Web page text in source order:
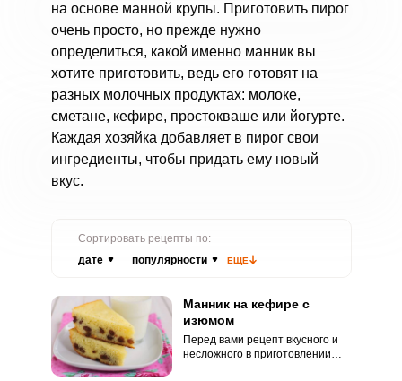
на основе манной крупы. Приготовить пирог
очень просто, но прежде нужно
определиться, какой именно манник вы
хотите приготовить, ведь его готовят на
разных молочных продуктах: молоке,
сметане, кефире, простокваше или йогурте.
Каждая хозяйка добавляет в пирог свои
ингредиенты, чтобы придать ему новый
вкус.
Сортировать рецепты по:
дате
популярности ЕЩЕ
Манник на кефире с
изюмом
Перед вами рецепт вкусного и
несложного в приготовлении